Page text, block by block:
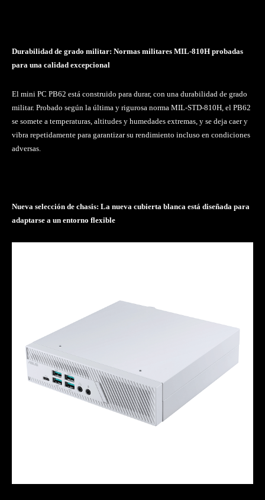
Durabilidad de grado militar: Normas militares MIL-810H probadas
para una calidad excepcional
El mini PC PB62 está construido para durar, con una durabilidad de grado
militar. Probado según la última y rigurosa norma MIL-STD-810H, el PB62
se somete a temperaturas, altitudes y humedades extremas, y se deja caer y
vibra repetidamente para garantizar su rendimiento incluso en condiciones
adversas.
Nueva selección de chasis: La nueva cubierta blanca está diseñada para
adaptarse a un entorno flexible